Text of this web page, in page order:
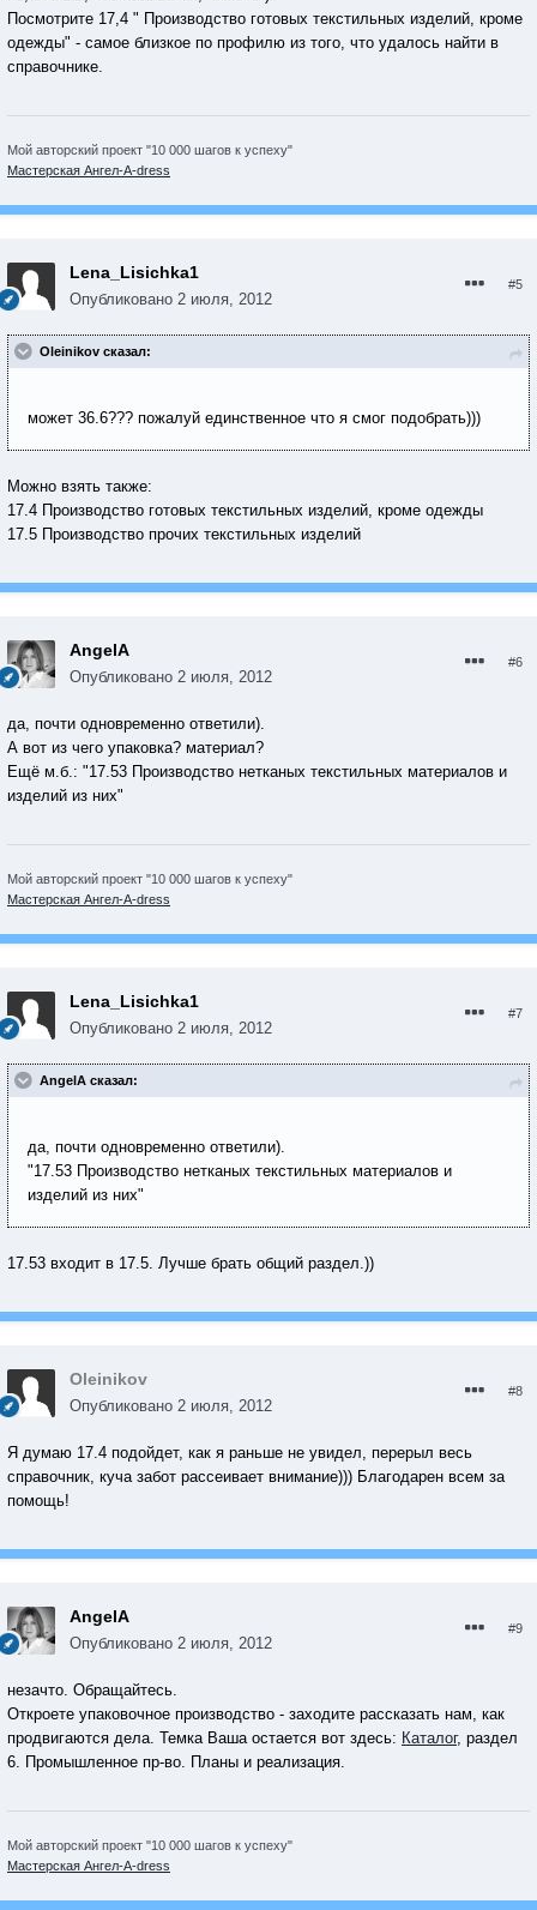
Посмотрите 17,4 " Производство готовых текстильных изделий, кроме
одежды" - самое близкое по профилю из того, что удалось найти в
справочнике.
Мой авторский проект "10 000 шагов к успеху"
Мастерская Ангел-А-dress
Lena_Lisichka1
Опубликовано 2 июля, 2012
#5
Oleinikov сказал:
может 36.6??? пожалуй единственное что я смог подобрать)))
Можно взять также:
17.4 Производство готовых текстильных изделий, кроме одежды
17.5 Производство прочих текстильных изделий
AngelA
Опубликовано 2 июля, 2012
#6
да, почти одновременно ответили).
А вот из чего упаковка? материал?
Ещё м.б.: "17.53 Производство нетканых текстильных материалов и
изделий из них"
Мой авторский проект "10 000 шагов к успеху"
Мастерская Ангел-А-dress
Lena_Lisichka1
Опубликовано 2 июля, 2012
#7
AngelA сказал:
да, почти одновременно ответили).
"17.53 Производство нетканых текстильных материалов и
изделий из них"
17.53 входит в 17.5. Лучше брать общий раздел.))
Oleinikov
Опубликовано 2 июля, 2012
#8
Я думаю 17.4 подойдет, как я раньше не увидел, перерыл весь
справочник, куча забот рассеивает внимание))) Благодарен всем за
помощь!
AngelA
Опубликовано 2 июля, 2012
#9
незачто. Обращайтесь.
Откроете упаковочное производство - заходите рассказать нам, как
продвигаются дела. Темка Ваша остается вот здесь: Каталог, раздел
6. Промышленное пр-во. Планы и реализация.
Мой авторский проект "10 000 шагов к успеху"
Мастерская Ангел-А-dress